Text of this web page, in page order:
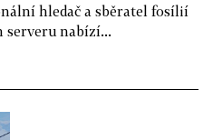
hledač a sběratel fosílií
serveru nabízí...